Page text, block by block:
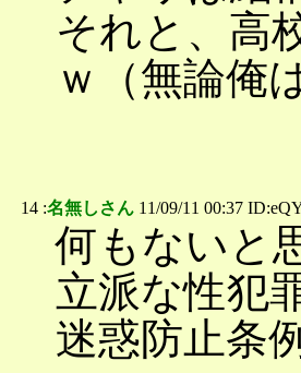
それと、高
ｗ（無論俺
14 :名無しさん 11/09/11 00:37
何もないと
立派な性犯
迷惑防止条